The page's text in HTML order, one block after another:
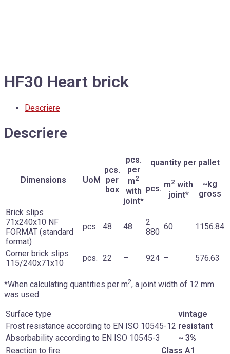
HF30 Heart brick
Descriere
Descriere
Dimensions UoM
pcs.
per
box
pcs.
per
m2
with
joint*
quantity per pallet
pcs. m2 with
joint*
~kg
gross
Brick slips
71x240x10 NF
FORMAT (standard
format)
pcs. 48 48
2
880
60 1156.84
Corner brick slips
115/240x71x10
pcs. 22 – 924 – 576.63
*When calculating quantities per m2, a joint width of 12 mm
was used.
Surface type
vintage
Frost resistance according to EN ISO 10545-12 resistant
Absorbability according to EN ISO 10545-3
~ 3%
Reaction to fire
Class A1